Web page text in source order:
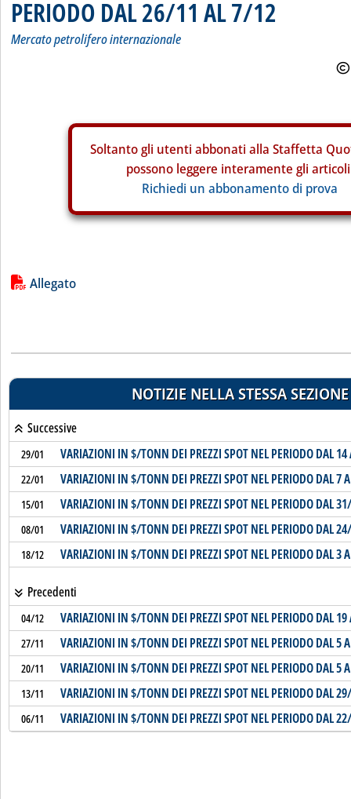
PERIODO DAL 26/11 AL 7/12
Mercato petrolifero internazionale
Soltanto gli utenti abbonati alla Staffetta
possono leggere interamente gli
Richiedi un abbonamento di prova
Lista allegati PDF alla notizia
Allegato
NOTIZIE NELLA STESSA SEZIONE
Successive
29/01 VARIAZIONI IN $/TONN DEI PREZZI SPOT NEL PERIODO DAL
22/01 VARIAZIONI IN $/TONN DEI PREZZI SPOT NEL PERIODO DAL 7
15/01 VARIAZIONI IN $/TONN DEI PREZZI SPOT NEL PERIODO DAL
08/01 VARIAZIONI IN $/TONN DEI PREZZI SPOT NEL PERIODO DAL
18/12 VARIAZIONI IN $/TONN DEI PREZZI SPOT NEL PERIODO DAL 3
Precedenti
04/12 VARIAZIONI IN $/TONN DEI PREZZI SPOT NEL PERIODO DAL
27/11 VARIAZIONI IN $/TONN DEI PREZZI SPOT NEL PERIODO DAL 5
20/11 VARIAZIONI IN $/TONN DEI PREZZI SPOT NEL PERIODO DAL 5
13/11 VARIAZIONI IN $/TONN DEI PREZZI SPOT NEL PERIODO DAL
06/11 VARIAZIONI IN $/TONN DEI PREZZI SPOT NEL PERIODO DAL